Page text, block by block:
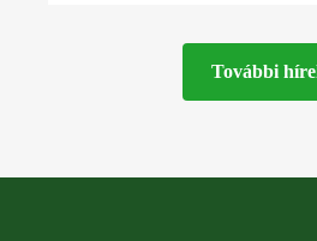
További